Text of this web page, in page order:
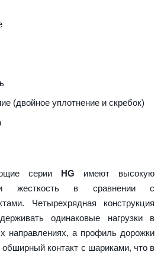
(двойное уплотнение и скребок)
серии HG имеют высокую
и жесткость в сравнении с
Четырехрядная конструкция
одинаковые нагрузки в
направлениях, а профиль дорожки
обширный контакт с шариками, что в